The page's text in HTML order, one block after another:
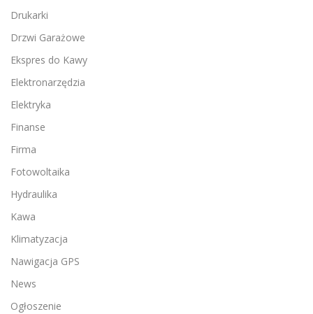
Drukarki
Drzwi Garażowe
Ekspres do Kawy
Elektronarzędzia
Elektryka
Finanse
Firma
Fotowoltaika
Hydraulika
Kawa
Klimatyzacja
Nawigacja GPS
News
Ogłoszenie